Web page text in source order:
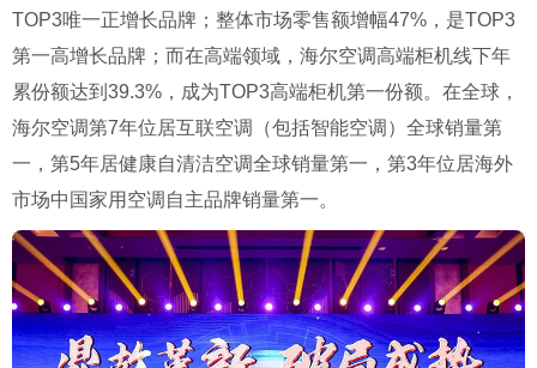
TOP3唯一正增长品牌；整体市场零售额增幅47%，是TOP3
第一高增长品牌；而在高端领域，海尔空调高端柜机线下年
累份额达到39.3%，成为TOP3高端柜机第一份额。在全球，
海尔空调第7年位居互联空调（包括智能空调）全球销量第
一，第5年居健康自清洁空调全球销量第一，第3年位居海外
市场中国家用空调自主品牌销量第一。